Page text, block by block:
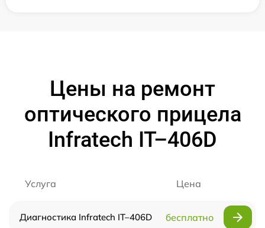
Цены на ремонт
оптического прицела
Infratech IT–406D
Услуга Цена
Диагностика Infratech IT–406D бесплатно